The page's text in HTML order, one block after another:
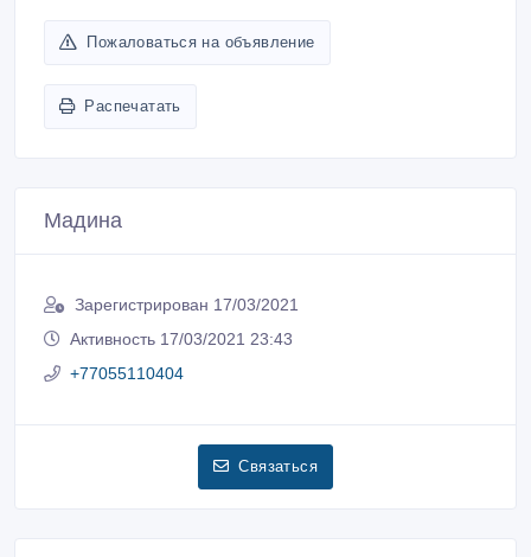
Пожаловаться на объявление
Распечатать
Мадина
Зарегистрирован 17/03/2021
Активность 17/03/2021 23:43
+77055110404
Связаться